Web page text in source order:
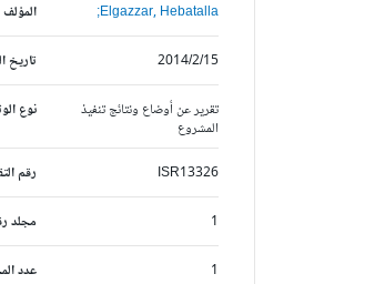
المؤلف Elgazzar, Hebatalla;
تاريخ 2014/2/15
نوع
تقرير عن أوضاع ونتائج تنفيذ
المشروع
رقم
ISR13326
مجلد 1
عدد 1